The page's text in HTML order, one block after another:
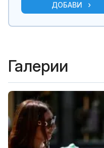
ДОБАВИ
Галерии